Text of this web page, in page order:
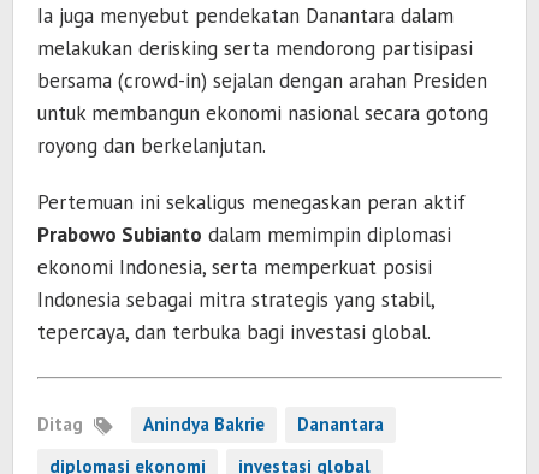
Ia juga menyebut pendekatan Danantara dalam
melakukan derisking serta mendorong partisipasi
bersama (crowd-in) sejalan dengan arahan Presiden
untuk membangun ekonomi nasional secara gotong
royong dan berkelanjutan.
Pertemuan ini sekaligus menegaskan peran aktif
Prabowo Subianto dalam memimpin diplomasi
ekonomi Indonesia, serta memperkuat posisi
Indonesia sebagai mitra strategis yang stabil,
tepercaya, dan terbuka bagi investasi global.
Ditag Anindya Bakrie
Danantara
diplomasi ekonomi
investasi global